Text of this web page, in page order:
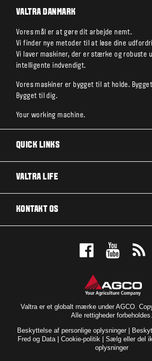
VALTRA DANMARK
Vores mål er at gøre dit arbejde nemt.
Vi finder nye metoder til at løse dine
Vi laver maskiner, der er stærke og robuste
intelligente indvendigt.
Vores maskiner er bygget til at holde.
Bygget til dig.
Your working machine.
QUICK LINKS
TEKNOLOGILØSNINGER
VALTRA LIFE
KONTAKT OS
Valtra er et globalt mærke under AGCO.
Alle rettigheder forbeholdes.
Beskyttelse af personlige oplysninger|
Fred og Data
Cookie-politik
Sælg eller del
oplysninger